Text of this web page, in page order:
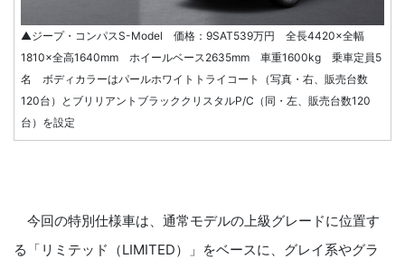
▲ジープ・コンパスS-Model 価格：9SAT539万円 全長4420×全幅
1810×全高1640mm ホイールベース2635mm 車重1600kg 乗車定員5
名 ボディカラーはパールホワイトトライコート（写真・右、販売台数
120台）とブリリアントブラッククリスタルP/C（同・左、販売台数120
台）を設定
今回の特別仕様車は、通常モデルの上級グレードに位置す
る「リミテッド（LIMITED）」をベースに、グレイ系やグラ